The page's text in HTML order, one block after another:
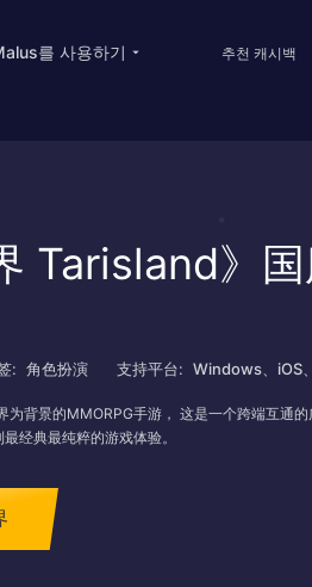
를 사용하기
Offer Travel abroad
추천 캐시백
Tarisland》
: 角色扮演 支持平台: Windows、iOS
为背景的MMORPG手游， 这是一个跨端互通
经典最纯粹的游戏体验。